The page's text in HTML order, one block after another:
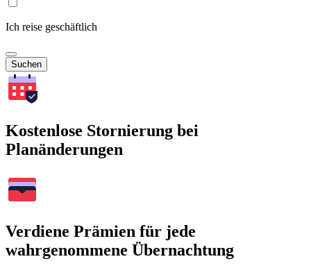
Ich reise geschäftlich
Suchen
Kostenlose Stornierung bei
Planänderungen
Verdiene Prämien für jede
wahrgenommene Übernachtung